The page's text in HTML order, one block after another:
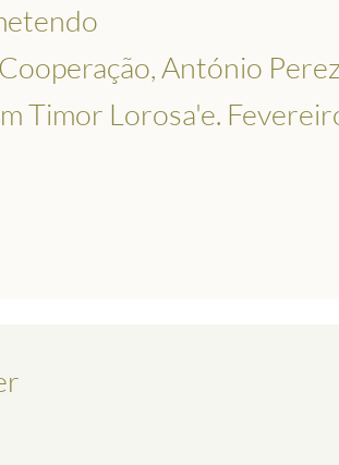
António Perez
Timor Lorosa'e.